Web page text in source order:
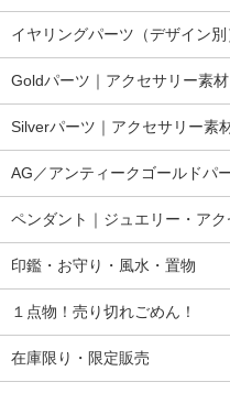
イヤリングパーツ（デザイン別
Goldパーツ｜アクセサリー素材
Silverパーツ｜アクセサリー素
AG／アンティークゴールドパ
ペンダント｜ジュエリー・アク
印鑑・お守り・風水・置物
１点物！売り切れごめん！
在庫限り・限定販売